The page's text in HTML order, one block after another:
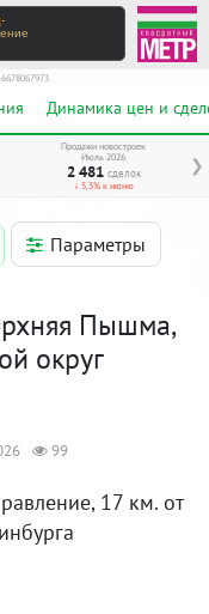
Динамика цен и
❯
Продажи новостроек
Июль 2026
2 481 сделок
↓ 5,3% к июню
Параметры
Пышма,
округ
99
17 км. от